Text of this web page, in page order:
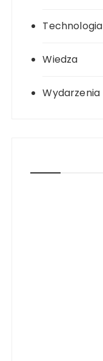
Technologia
Wiedza
Wydarzenia